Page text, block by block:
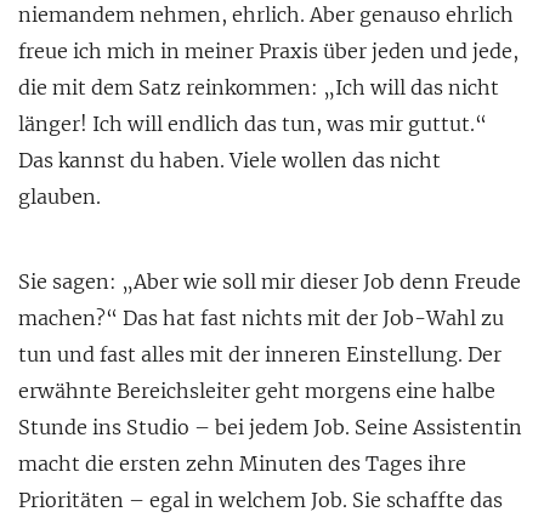
niemandem nehmen, ehrlich. Aber genauso ehrlich
freue ich mich in meiner Praxis über jeden und jede,
die mit dem Satz reinkommen: „Ich will das nicht
länger! Ich will endlich das tun, was mir guttut.“
Das kannst du haben. Viele wollen das nicht
glauben.
Sie sagen: „Aber wie soll mir dieser Job denn Freude
machen?“ Das hat fast nichts mit der Job-Wahl zu
tun und fast alles mit der inneren Einstellung. Der
erwähnte Bereichsleiter geht morgens eine halbe
Stunde ins Studio – bei jedem Job. Seine Assistentin
macht die ersten zehn Minuten des Tages ihre
Prioritäten – egal in welchem Job. Sie schaffte das